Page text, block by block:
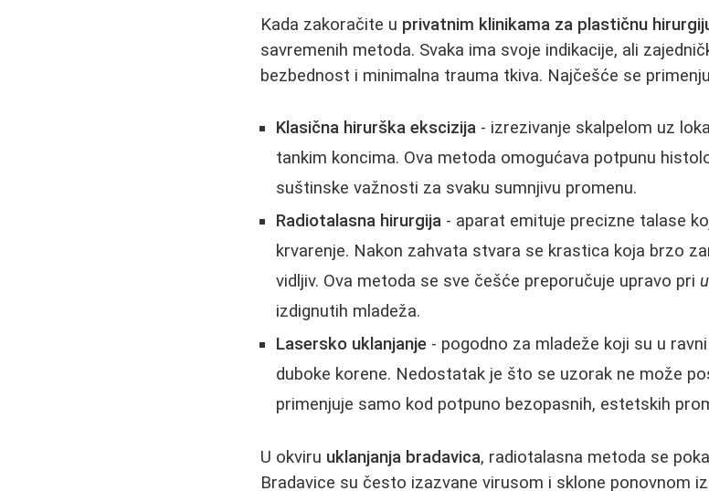
Kada zakoračite u privatnim klinikama za plastičnu
savremenih metoda. Svaka ima svoje indikacije, ali
bezbednost i minimalna trauma tkiva. Najčešće se
Klasična hirurška ekscizija - izrezivanje skalpelom uz
tankim koncima. Ova metoda omogućava potpunu
suštinske važnosti za svaku sumnjivu promenu.
Radiotalasna hirurgija - aparat emituje precizne talase
krvarenje. Nakon zahvata stvara se krastica koja brzo
vidljiv. Ova metoda se sve češće preporučuje upravo pri
izdignutih mladeža.
Lasersko uklanjanje - pogodno za mladeže koji su u
duboke korene. Nedostatak je što se uzorak ne može
primenjuje samo kod potpuno bezopasnih, estetskih
U okviru uklanjanja bradavica, radiotalasna metoda se
Bradavice su često izazvane virusom i sklone ponovnom